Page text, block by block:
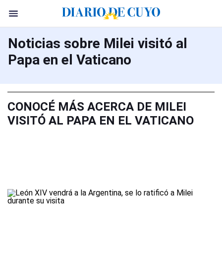
Noticias sobre Milei visitó al
Papa en el Vaticano
CONOCÉ MÁS ACERCA DE MILEI
VISITÓ AL PAPA EN EL VATICANO